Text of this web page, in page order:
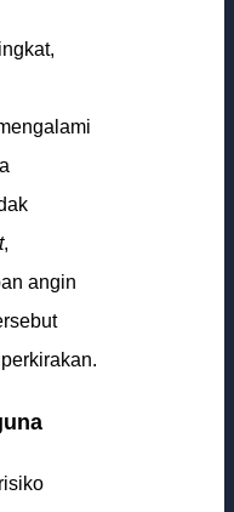
,
angin